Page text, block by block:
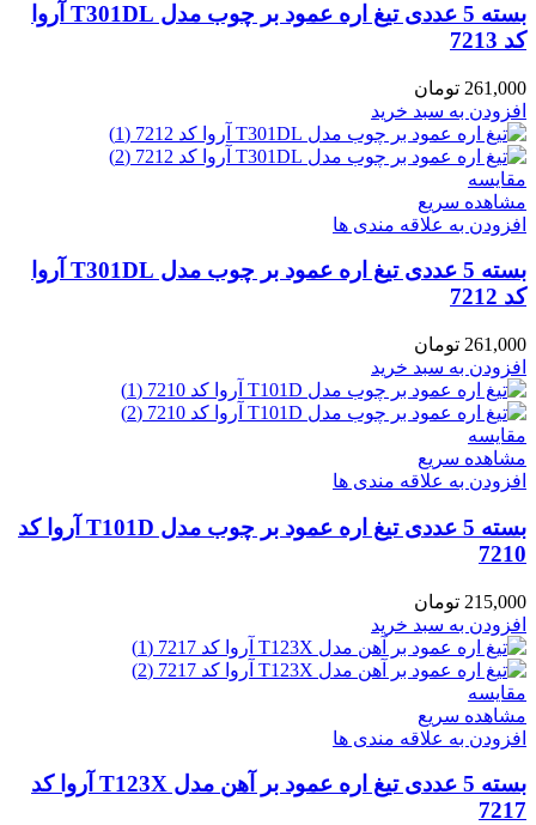
بسته 5 عددی تیغ اره عمود بر چوب مدل T301DL آروا
کد 7213
261,000 تومان
افزودن به سبد خرید
مقایسه
مشاهده سریع
افزودن به علاقه مندی ها
بسته 5 عددی تیغ اره عمود بر چوب مدل T301DL آروا
کد 7212
261,000 تومان
افزودن به سبد خرید
مقایسه
مشاهده سریع
افزودن به علاقه مندی ها
بسته 5 عددی تیغ اره عمود بر چوب مدل T101D آروا کد
7210
215,000 تومان
افزودن به سبد خرید
مقایسه
مشاهده سریع
افزودن به علاقه مندی ها
بسته 5 عددی تیغ اره عمود بر آهن مدل T123X آروا کد
7217